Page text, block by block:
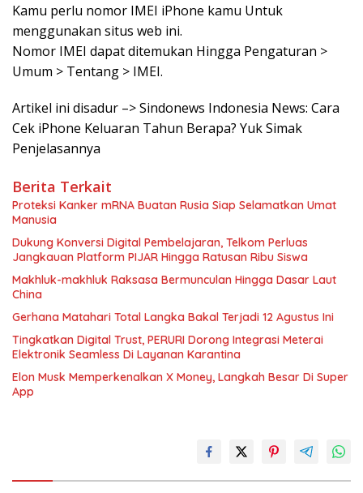
Kamu perlu nomor IMEI iPhone kamu Untuk
menggunakan situs web ini.
Nomor IMEI dapat ditemukan Hingga Pengaturan >
Umum > Tentang > IMEI.
Artikel ini disadur –> Sindonews Indonesia News: Cara
Cek iPhone Keluaran Tahun Berapa? Yuk Simak
Penjelasannya
Berita Terkait
Proteksi Kanker mRNA Buatan Rusia Siap Selamatkan Umat
Manusia
Dukung Konversi Digital Pembelajaran, Telkom Perluas
Jangkauan Platform PIJAR Hingga Ratusan Ribu Siswa
Makhluk-makhluk Raksasa Bermunculan Hingga Dasar Laut
China
Gerhana Matahari Total Langka Bakal Terjadi 12 Agustus Ini
Tingkatkan Digital Trust, PERURI Dorong Integrasi Meterai
Elektronik Seamless Di Layanan Karantina
Elon Musk Memperkenalkan X Money, Langkah Besar Di Super
App